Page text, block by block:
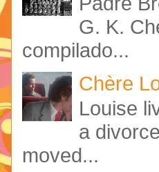
G. K.
compilado...
Chère
Louise
a
moved...